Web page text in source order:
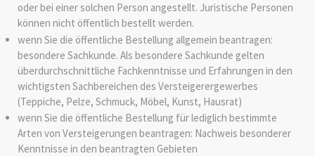
oder bei einer solchen Person angestellt. Juristische Personen
können nicht öffentlich bestellt werden.
wenn Sie die öffentliche Bestellung allgemein beantragen:
besondere Sachkunde. Als besondere Sachkunde gelten
überdurchschnittliche Fachkenntnisse und Erfahrungen in den
wichtigsten Sachbereichen des Versteigerergewerbes
(Teppiche, Pelze, Schmuck, Möbel, Kunst, Hausrat)
wenn Sie die öffentliche Bestellung für lediglich bestimmte
Arten von Versteigerungen beantragen: Nachweis besonderer
Kenntnisse in den beantragten Gebieten